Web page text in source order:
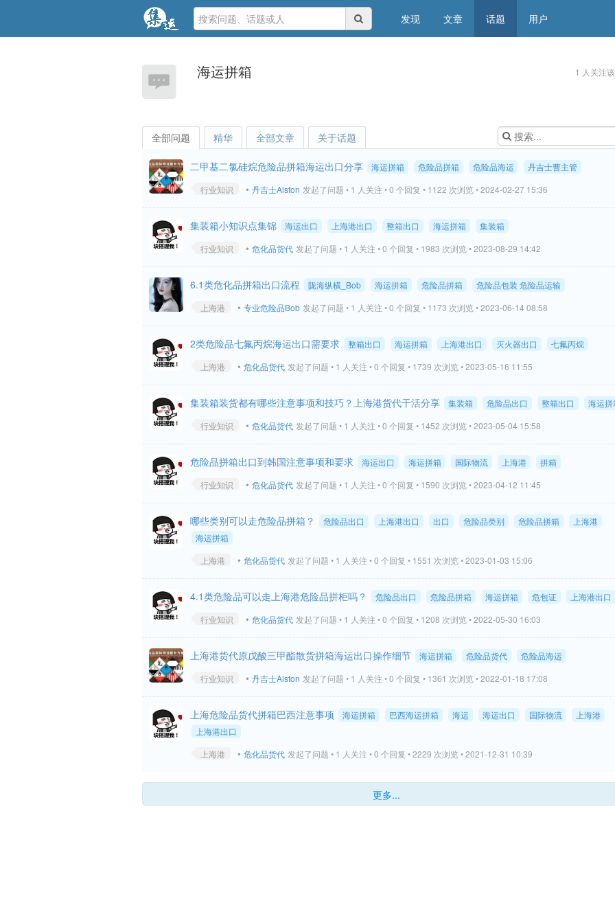
发现 文章 话题 用户
海运拼箱 1 人关注
全部问题 精华 全部文章 关于话题
二甲基二氯硅烷危险品拼箱海运出口分享 海运拼箱 危险品拼箱 危险品海运
丹吉士曹主管
行业知识
• 丹吉士Alston 发起了问题 • 1 人关注 • 0 个回复 • 1122 次浏览 • 2024-02-27 15:36
集装箱小知识点集锦 海运出口 上海港出口 整箱出口 海运拼箱
集装箱
行业知识
• 危化品货代 发起了问题 • 1 人关注 • 0 个回复 • 1983 次浏览 • 2023-08-29 14:42
6.1类危化品拼箱出口流程 陇海纵横_Bob 海运拼箱 危险品拼箱
危险品包装 危险品运输
上海港
• 专业危险品Bob 发起了问题 • 1 人关注 • 0 个回复 • 1173 次浏览 • 2023-06-14 08:58
2类危险品七氟丙烷海运出口需要求 整箱出口 海运拼箱 上海港出口 灭火器出口
七氟丙烷
上海港
• 危化品货代 发起了问题 • 1 人关注 • 0 个回复 • 1739 次浏览 • 2023-05-16 11:55
集装箱装货都有哪些注意事项和技巧？上海港货代干活分享 集装箱 危险品出口 整箱出口
海运拼
行业知识
• 危化品货代 发起了问题 • 1 人关注 • 0 个回复 • 1452 次浏览 • 2023-05-04 15:58
危险品拼箱出口到韩国注意事项和要求 海运出口 海运拼箱 国际物流 上海港
拼箱
行业知识
• 危化品货代 发起了问题 • 1 人关注 • 0 个回复 • 1590 次浏览 • 2023-04-12 11:45
哪些类别可以走危险品拼箱？ 危险品出口 上海港出口 出口 危险品类别 危险品拼箱
上海港
海运拼箱
上海港
• 危化品货代 发起了问题 • 1 人关注 • 0 个回复 • 1551 次浏览 • 2023-01-03 15:06
4.1类危险品可以走上海港危险品拼柜吗？ 危险品出口 危险品拼箱 海运拼箱 危包证
上海港出口
行业知识
• 危化品货代 发起了问题 • 1 人关注 • 0 个回复 • 1208 次浏览 • 2022-05-30 16:03
上海港货代原戊酸三甲酯散货拼箱海运出口操作细节 海运拼箱 危险品货代
危险品海运
行业知识
• 丹吉士Alston 发起了问题 • 1 人关注 • 0 个回复 • 1361 次浏览 • 2022-01-18 17:08
上海危险品货代拼箱巴西注意事项 海运拼箱 巴西海运拼箱 海运 海运出口 国际物流
上海港
上海港出口
上海港
• 危化品货代 发起了问题 • 1 人关注 • 0 个回复 • 2229 次浏览 • 2021-12-31 10:39
更多...